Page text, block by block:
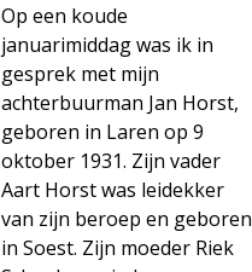
Op een koude
januarimiddag was ik in
gesprek met mijn
achterbuurman Jan Horst,
geboren in Laren op 9
oktober 1931. Zijn vader
Aart Horst was leidekker
van zijn beroep en geboren
in Soest. Zijn moeder Riek